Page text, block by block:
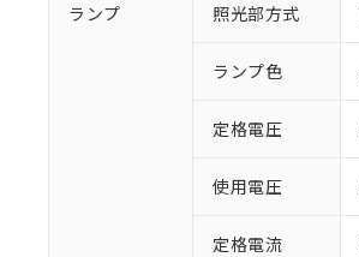
ランプ 照光部方式
ランプ色
定格電圧
使用電圧
定格電流